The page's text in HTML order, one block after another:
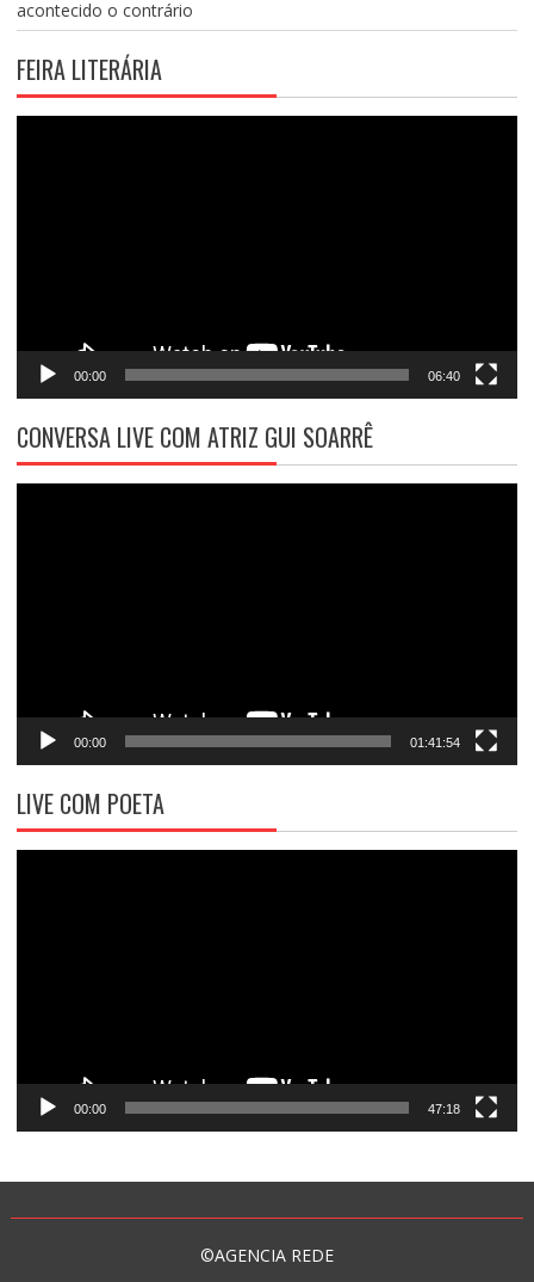
acontecido o contrário
FEIRA LITERÁRIA
00:00 06:40
CONVERSA LIVE COM ATRIZ GUI SOARRÊ
00:00 01:41:54
LIVE COM POETA
00:00 47:18
©AGENCIA REDE